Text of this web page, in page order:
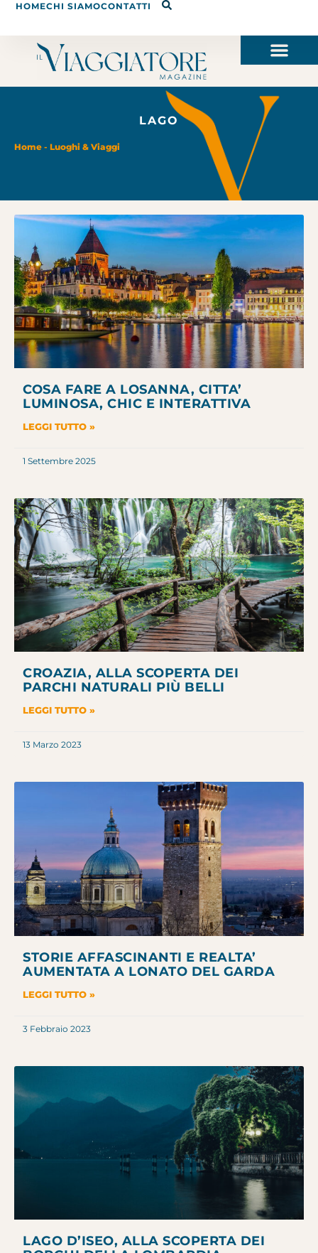
HOMECHI SIAMOCONTATTI
LAGO
Home - Luoghi & Viaggi
COSA FARE A LOSANNA, CITTA’
LUMINOSA, CHIC E INTERATTIVA
LEGGI TUTTO »
1 Settembre 2025
CROAZIA, ALLA SCOPERTA DEI
PARCHI NATURALI PIÙ BELLI
LEGGI TUTTO »
13 Marzo 2023
STORIE AFFASCINANTI E REALTA’
AUMENTATA A LONATO DEL GARDA
LEGGI TUTTO »
3 Febbraio 2023
LAGO D’ISEO, ALLA SCOPERTA DEI